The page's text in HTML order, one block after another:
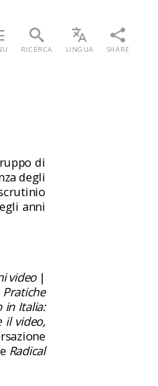
RICERCA LINGUA SHARE
di
degli
anni
video|
in Italia:
il video,
Radical